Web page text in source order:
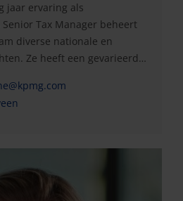
jaar ervaring als
Tax Manager beheert
diverse nationale en
Ze heeft een gevarieerd
scala aan sectoren en
bijvoorbeeld chemie,
sociale zekerheid en
vooral als het